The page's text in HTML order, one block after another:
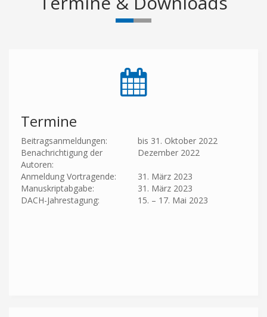
Termine
Beitragsanmeldungen:
bis 31. Oktober 2022
Benachrichtigung der
Autoren:
Dezember 2022
Anmeldung Vortragende:
31. März 2023
Manuskriptabgabe:
31. März 2023
DACH-Jahrestagung:
15. – 17. Mai 2023